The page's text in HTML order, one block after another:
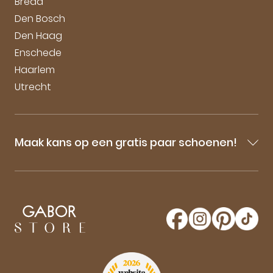
Den Bosch
Den Haag
Enschede
Haarlem
Utrecht
Maak kans op een gratis paar schoenen!
Blijf op de hoogte van onze sale-aankondigingen,
maak kans op een gratis paar Gabor schoenen!